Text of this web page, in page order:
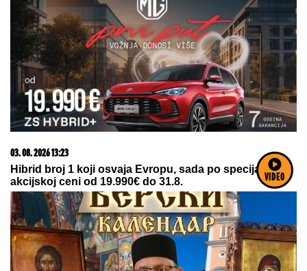
VIDEO
06. 08. 2026 09:39
Marija (3) se igrala u dvorištu i samo je nestala: Posle
42 godine otac je pronašao, zanemeo je kada je saznao
gde je bila
09. 07. 2026 09:20
Komfor po meri klijenata: nova linija paketa ALTA
banke